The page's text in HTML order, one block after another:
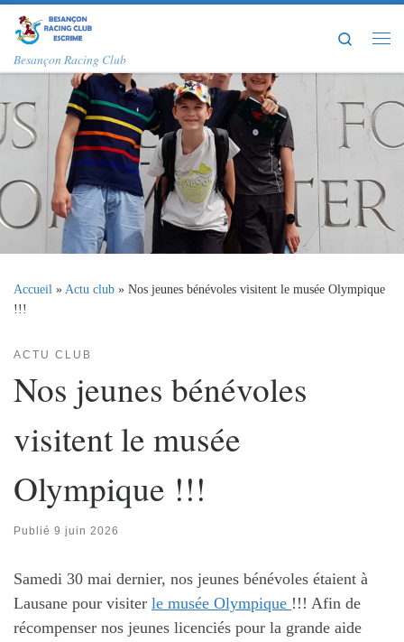
Passer au contenu
Besançon Racing Club
Search
Accueil »Actu club » Nos jeunes bénévoles visitent le musée Olympique
!!!
ACTU CLUB
Nos jeunes bénévoles
visitent le musée
Olympique !!!
Publié 9 juin 2026
Samedi 30 mai dernier, nos jeunes bénévoles étaient à
Lausane pour visiter le musée Olympique !!! Afin de
récompenser nos jeunes licenciés pour la grande aide